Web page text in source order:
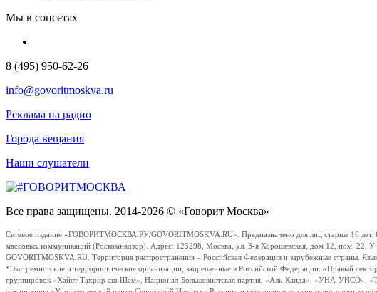
Мы в соцсетях
8 (495) 950-62-26
info@govoritmoskva.ru
Реклама на радио
Города вещания
Наши слушатели
Все права защищены. 2014-2026 © «Говорит Москва»
Сетевое издание «ГОВОРИТМОСКВА.РУ/GOVORITMOSKVA.RU». Предназначено для лиц старше 16
массовых коммуникаций (Роскомнадзор). Адрес: 123298, Москва, ул. 3-я Хорошевская, дом 12, пом.
GOVORITMOSKVA.RU. Территория распространения – Российская Федерация и зарубежные страны.
*Экстремистские и террористические организации, запрещенные в Российской Федерации: «Правый
группировок «Хайят Тахрир аш-Шам», Национал-Большевистская партия, «Аль-Каида», «УНА-УНСО»,